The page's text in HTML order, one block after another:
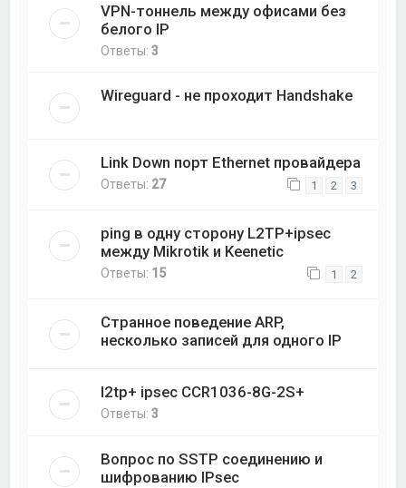
VPN-тоннель между офисами без
белого IP
Ответы:3
Wireguard - не проходит Handshake
Link Down порт Ethernet провайдера
Ответы: 27 1 2 3
ping в одну сторону L2TP+ipsec
между Mikrotik и Keenetic
Ответы: 15 1 2
Странное поведение ARP,
несколько записей для одного IP
l2tp+ ipsec CCR1036-8G-2S+
Ответы:3
Вопрос по SSTP соединению и
шифрованию IPsec